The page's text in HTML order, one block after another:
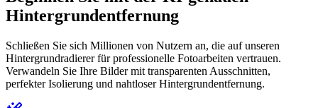
Hintergrundentfernung
Schließen Sie sich Millionen von Nutzern an, die auf unseren
Hintergrundradierer für professionelle Fotoarbeiten vertrauen.
Verwandeln Sie Ihre Bilder mit transparenten Ausschnitten,
perfekter Isolierung und nahtloser Hintergrundentfernung.